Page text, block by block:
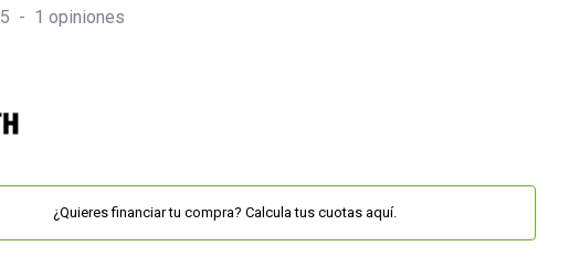
5 - 1 opiniones
¿Quieres financiar tu compra? Calcula tus cuotas aquí.